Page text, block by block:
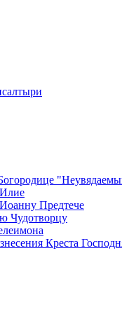
Предтече
Чудотворцу
Креста